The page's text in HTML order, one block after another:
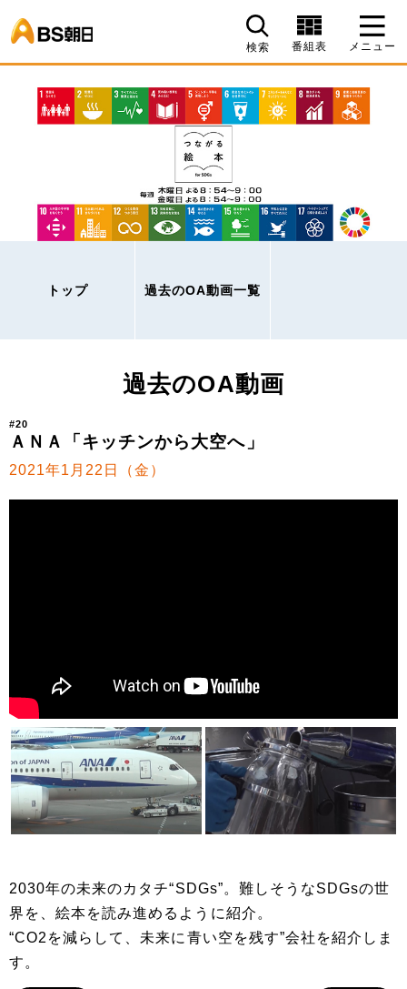
検索 番組表 メニュー
トップ 過去のOA動画一覧
過去のOA動画
#20
ＡＮＡ「キッチンから大空へ」
2021年1月22日（金）
2030年の未来のカタチ“SDGs”。難しそうなSDGsの世
界を、絵本を読み進めるように紹介。
“CO2を減らして、未来に青い空を残す”会社を紹介しま
す。